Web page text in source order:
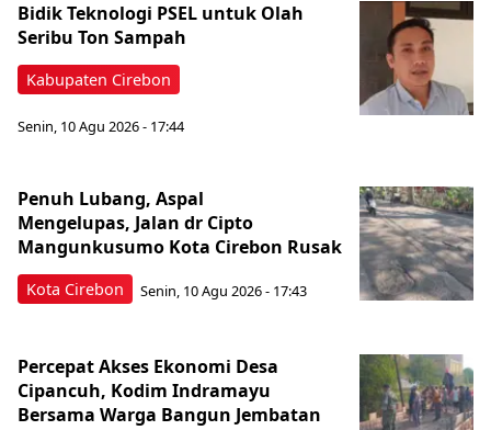
Kabupaten Cirebon
Bidik Teknologi PSEL untuk Olah
Seribu Ton Sampah
Senin, 10 Agu 2026 - 17:44
Kota Cirebon
Penuh Lubang, Aspal
Mengelupas, Jalan dr Cipto
Mangunkusumo Kota Cirebon Rusak
Senin, 10 Agu 2026 - 17:43
Percepat Akses Ekonomi Desa
Cipancuh, Kodim Indramayu
Bersama Warga Bangun Jembatan